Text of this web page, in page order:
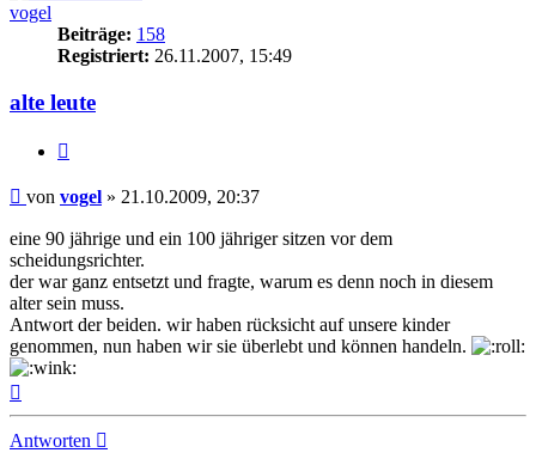
vogel
Beiträge: 158
Registriert: 26.11.2007, 15:49
alte leute
Beitrag
von vogel » 21.10.2009, 20:37
eine 90 jährige und ein 100 jähriger sitzen vor dem
scheidungsrichter.
der war ganz entsetzt und fragte, warum es denn noch in diesem
alter sein muss.
Antwort der beiden. wir haben rücksicht auf unsere kinder
genommen, nun haben wir sie überlebt und können handeln.
Antworten